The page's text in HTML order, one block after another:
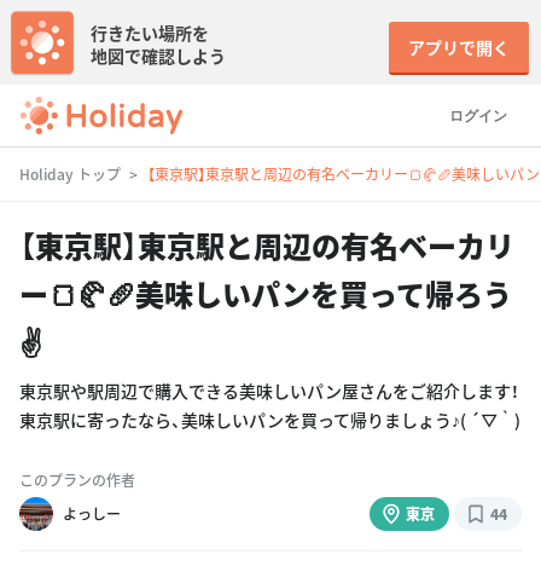
ログイン
行きたい場所を
地図で確認しよう
アプリで開く
Holiday トップ 【東京駅】東京駅と周辺の有名ベーカリー🍞🥐🥖美味しいパ
【東京駅】東京駅と周辺の有名ベーカリ
ー🍞🥐🥖美味しいパンを買って帰ろう
✌️
東京駅や駅周辺で購入できる美味しいパン屋さんをご紹介します！
東京駅に寄ったなら、美味しいパンを買って帰りましょう♪( ´▽｀)
このプランの作者
よっしー
東京 44